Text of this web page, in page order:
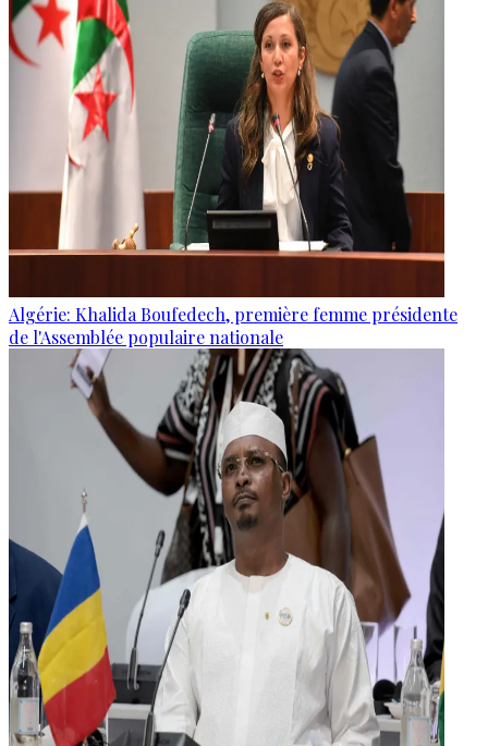
Algérie: Khalida Boufedech, première femme présidente
de l'Assemblée populaire nationale